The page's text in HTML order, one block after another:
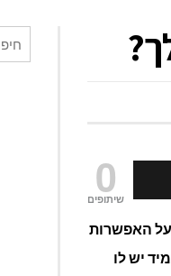
0
שיתופים
על האפשרות
יש לו